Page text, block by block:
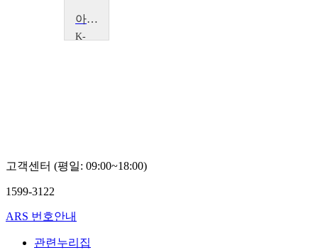
아동의 신비한 언어습득력: 이중언어 아동
K-
동
고객센터 (평일: 09:00~18:00)
1599-3122
ARS 번호안내
관련누리집